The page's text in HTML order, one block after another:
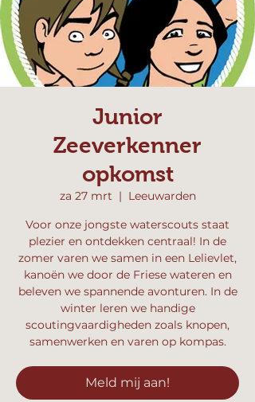
Junior
Zeeverkenner
opkomst
za 27 mrt
  |
Leeuwarden
Voor onze jongste waterscouts staat
plezier en ontdekken centraal! In de
zomer varen we samen in een Lelievlet,
kanoën we door de Friese wateren en
beleven we spannende avonturen. In de
winter leren we handige
scoutingvaardigheden zoals knopen,
samenwerken en varen op kompas.
Meld mij aan!